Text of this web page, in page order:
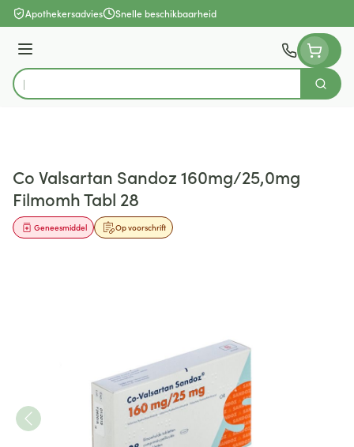
Ga naar de inhoud
Apothekersadvies Snelle beschikbaarheid
Menu
Product, merk, categorie...
Zoek
Co Valsartan Sandoz 160mg/25,0mg
Filmomh Tabl 28
Op voorschrift
Geneesmiddel